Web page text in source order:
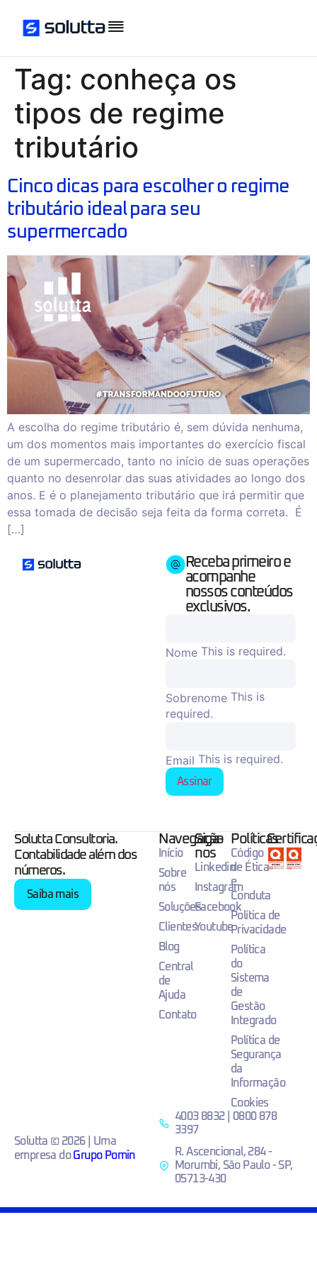
Tag: conheça os
tipos de regime
tributário
Cinco dicas para escolher o regime
tributário ideal para seu
supermercado
A escolha do regime tributário é, sem dúvida nenhuma,
um dos momentos mais importantes do exercício fiscal
de um supermercado, tanto no início de suas operações
quanto no desenrolar das suas atividades ao longo dos
anos. E é o planejamento tributário que irá permitir que
essa tomada de decisão seja feita da forma correta. É
[…]
Receba primeiro e
acompanhe
nossos conteúdos
exclusivos.
Nome This is required.
Sobrenome This is
required.
Email This is required.
Assinar
Solutta Consultoria.
Contabilidade além dos
números.
Saiba mais
Navegação
Início
Sobre
nós
Soluções
Clientes
Blog
Central
de
Ajuda
Contato
Siga-
nos
Linkedin
Instagram
Facebook
Youtube
Políticas
Código
de Ética
e
Conduta
Política de
Privacidade
Política
do
Sistema
de
Gestão
Integrado
Política de
Segurança
da
Informação
Cookies
Solutta © 2026 | Uma
empresa doGrupo Pomin
4003 8832 | 0800 878
3397
R. Ascencional, 284 -
Morumbi, São Paulo - SP,
05713-430